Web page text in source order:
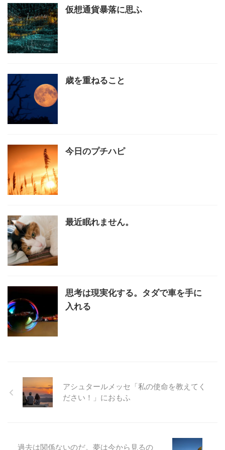
仮想通貨暴落に思ふ
歳を重ねること
今日のプチハピ
最近眠れません。
思考は現実化する。タダで車を手に
入れる
アシュタールメッセ「私の使命を教えてく
ださい！」におもふ
過去は関係ないのだ。夢は今から見るの